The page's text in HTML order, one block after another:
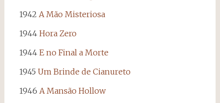
1942 A Mão Misteriosa
1944 Hora Zero
1944 E no Final a Morte
1945 Um Brinde de Cianureto
1946 A Mansão Hollow